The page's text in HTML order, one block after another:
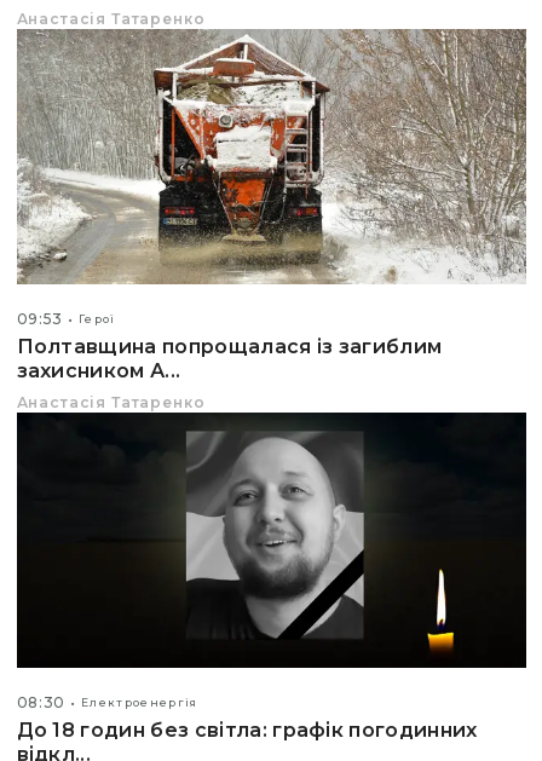
Анастасія Татаренко
09:53 Герої
Полтавщина попрощалася із загиблим
захисником А...
Анастасія Татаренко
08:30 Електроенергія
До 18 годин без світла: графік погодинних
відкл...